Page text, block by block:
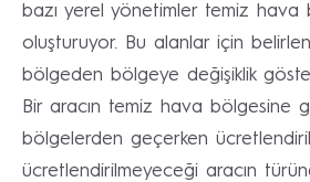
bazı yerel yönetimler temiz hava
oluşturuyor. Bu alanlar için
bölgeden bölgeye değişiklik
Bir aracın temiz hava bölgesine
bölgelerden geçerken
ücretlendirilmeyeceği aracın